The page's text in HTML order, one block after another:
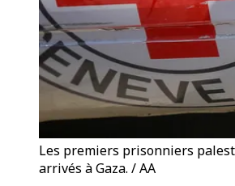
Les premiers prisonniers
arrivés à Gaza. / AA